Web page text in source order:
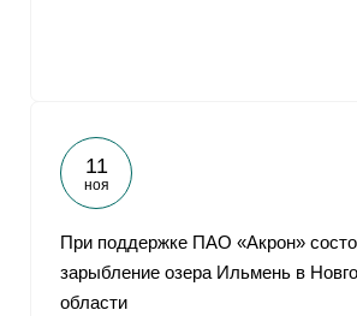
11
ноя
При поддержке ПАО «Акрон»
зарыбление озера Ильмень в
области